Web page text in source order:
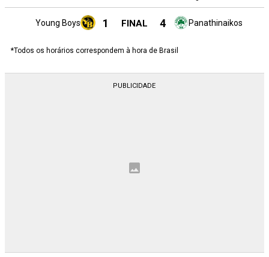
Young Boys 1 FINAL 4 Panathinaikos
*Todos os horários correspondem à hora de Brasil